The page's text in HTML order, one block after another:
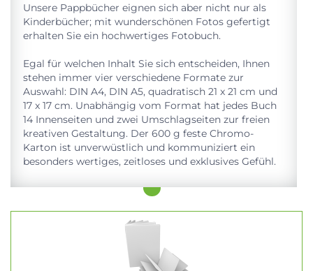
Unsere Pappbücher eignen sich aber nicht nur als
Kinderbücher; mit wunderschönen Fotos gefertigt
erhalten Sie ein hochwertiges Fotobuch.
Egal für welchen Inhalt Sie sich entscheiden, Ihnen
stehen immer vier verschiedene Formate zur
Auswahl: DIN A4, DIN A5, quadratisch 21 x 21 cm und
17 x 17 cm. Unabhängig vom Format hat jedes Buch
14 Innenseiten und zwei Umschlagseiten zur freien
kreativen Gestaltung. Der 600 g feste Chromo-
Karton ist unverwüstlich und kommuniziert ein
besonders wertiges, zeitloses und exklusives Gefühl.